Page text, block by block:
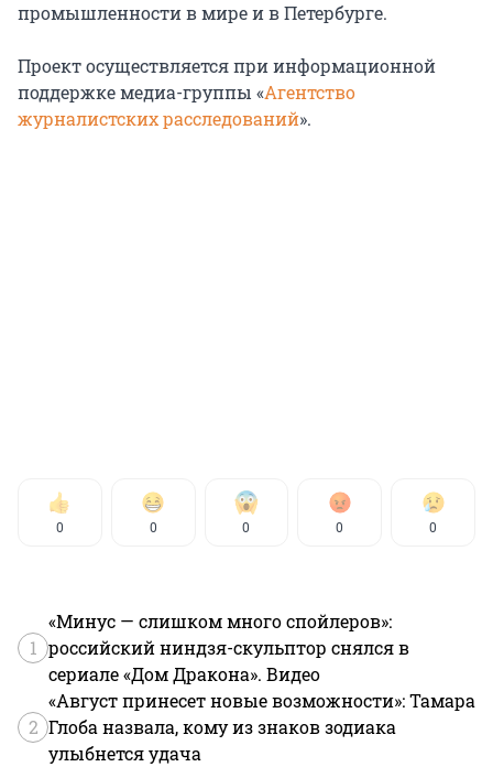
промышленности в мире и в Петербурге.
Проект осуществляется при информационной
поддержке медиа-группы «Агентство
журналистских расследований».
0 0 0 0 0
1
«Минус — слишком много спойлеров»:
российский ниндзя-скульптор снялся в
сериале «Дом Дракона». Видео
2
«Август принесет новые возможности»: Тамара
Глоба назвала, кому из знаков зодиака
улыбнется удача